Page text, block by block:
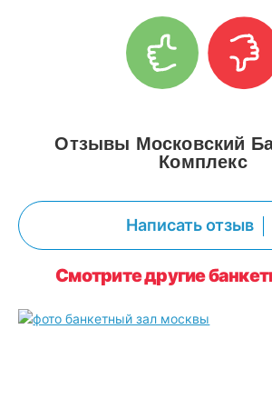
Отзывы Московский
Комплекс
Написать отзыв
Смотрите другие